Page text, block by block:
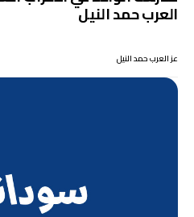
العرب حمد النيل
عز العرب حمد النيل